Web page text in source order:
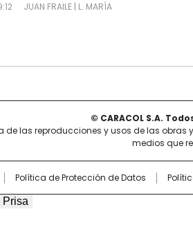
JUAN FRAILE | L. MARÍA
© CARACOL S.A.
de las reproducciones y usos de las
medios que
Política de Protección de Datos
Prisa